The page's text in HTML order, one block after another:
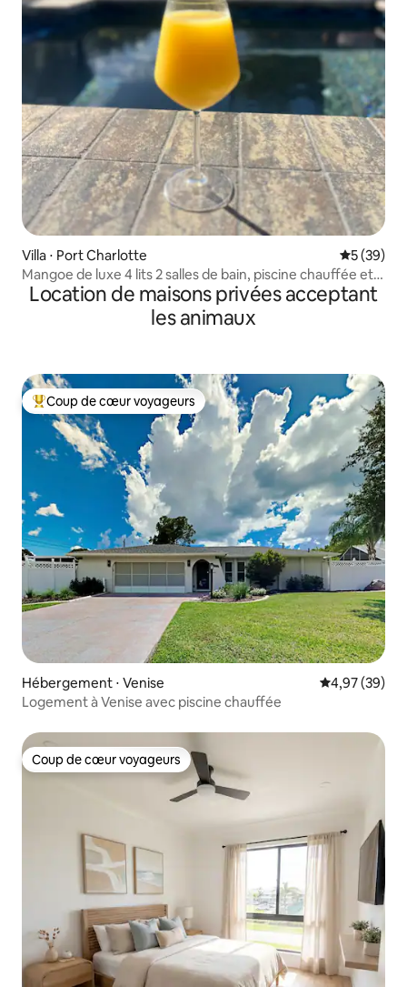
Villa ⋅ Port Charlotte
5 (39)
Mangoe de luxe 4 lits 2 salles de bain, piscine chauffée et
spa
Location de maisons privées acceptant
les animaux
Coups de cœur voyageurs les plus appréciés
Coup de cœur voyageurs
Hébergement ⋅ Venise Évaluation
4,97 (39)
Logement à Venise avec piscine chauffée
Coup de cœur voyageurs
Coup de cœur voyageurs